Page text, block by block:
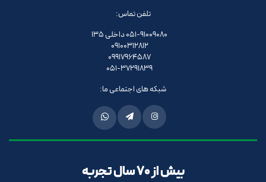
تلفن تماس:
051-91009080 داخلی 135
09100312812
09917964587
051-37291839
شبکه های اجتماعی ما:
بیش از 70 سال تجربه